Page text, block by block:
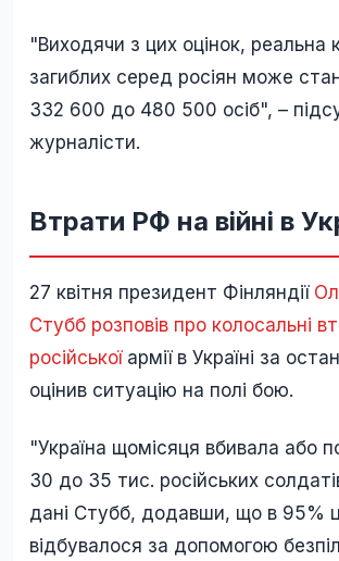
"Виходячи з цих оцінок, реальна
загиблих серед росіян може
332 600 до 480 500 осіб", –
журналісти.
Втрати РФ на війні в
27 квітня президент Фінляндії
Стубб розповів про колосальні
російської армії в Україні за
оцінив ситуацію на полі бою.
"Україна щомісяця вбивала або
30 до 35 тис. російських
дані Стубб, додавши, що в 95%
відбувалося за допомогою